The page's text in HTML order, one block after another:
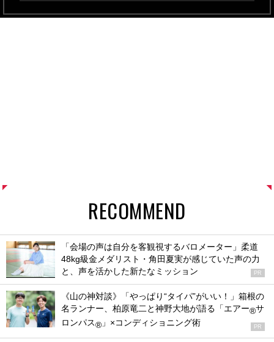
RECOMMEND
「会場の声は自分を客観視するバロメーター」柔道
48kg級金メダリスト・角田夏実が感じていた声の力
と、声を活かした新たなミッション
PR
《山の神対談》「やっぱり“タイパ”がいい！」箱根の
名ランナー、柏原竜二と神野大地が語る「エアー®サ
ロンパス® 」×コンディショニング術 PR